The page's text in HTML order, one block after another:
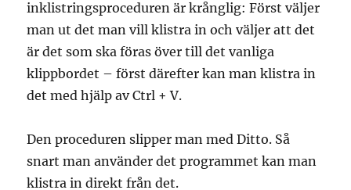
inklistringsproceduren är krånglig: Först väljer
man ut det man vill klistra in och väljer att det
är det som ska föras över till det vanliga
klippbordet – först därefter kan man klistra in
det med hjälp av Ctrl + V.
Den proceduren slipper man med Ditto. Så
snart man använder det programmet kan man
klistra in direkt från det.